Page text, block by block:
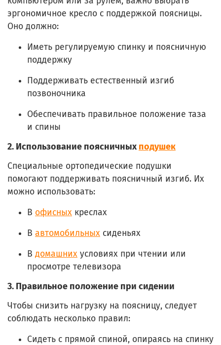
эргономичное кресло с поддержкой поясницы.
Оно должно:
Иметь регулируемую спинку и поясничную
поддержку
Поддерживать естественный изгиб
позвоночника
Обеспечивать правильное положение таза
и спины
2. Использование поясничныхподушек
Специальные ортопедические подушки
помогают поддерживать поясничный изгиб. Их
можно использовать:
В офисных креслах
В автомобильных сиденьях
В домашних условиях при чтении или
просмотре телевизора
3. Правильное положение при сидении
Чтобы снизить нагрузку на поясницу, следует
соблюдать несколько правил:
Сидеть с прямой спиной, опираясь на спинку